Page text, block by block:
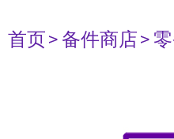
首页> 备件商店>